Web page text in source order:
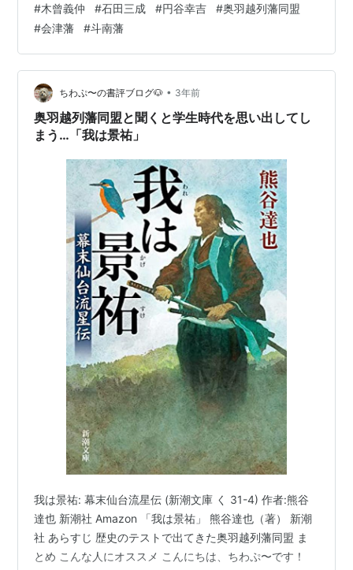
物の何人かを紹介したいと思います。
#木曾義仲 #石田三成 #円谷幸吉 #奥羽越列藩同盟
#会津藩 #斗南藩
ちわぷ〜の書評ブログ🐶 • 3年前
奥羽越列藩同盟と聞くと学生時代を思い出してし
まう…「我は景祐」
我は景祐: 幕末仙台流星伝 (新潮文庫 く 31-4) 作者:熊谷
達也 新潮社 Amazon 「我は景祐」 熊谷達也（著） 新潮
社 あらすじ 歴史のテストで出てきた奥羽越列藩同盟 ま
とめ こんな人にオススメ こんにちは、ちわぷ〜です！